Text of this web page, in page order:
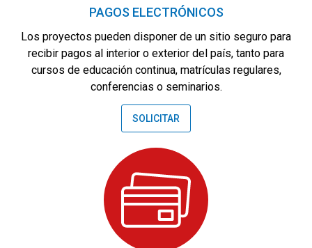
PAGOS ELECTRÓNICOS
Los proyectos pueden disponer de un sitio seguro para
recibir pagos al interior o exterior del país, tanto para
cursos de educación continua, matrículas regulares,
conferencias o seminarios.
SOLICITAR
nuestra web
funcione lo
mejor posible
durante tu
visita. Si
rechaza estas
cookies,
funcionalidades